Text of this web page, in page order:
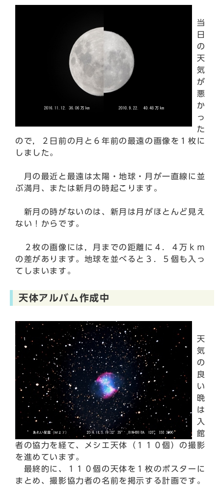
当
日
の
天
気
が
悪
か
っ
た
ので，２日前の月と６年前の最遠の画像を１枚に
しました。
月の最近と最遠は太陽・地球・月が一直線に並
ぶ満月、または新月の時起こります。
新月の時がないのは、新月は月がほとんど見え
ない！からです。
２枚の画像には，月までの距離に４．４万ｋｍ
の差があります。地球を並べると３．５個も入っ
てしまいます。
天体アルバム作成中
天
気
の
良
い
晩
は
入
館
者の協力を経て、メシエ天体（１１０個）の撮影
を進めています。
最終的に、１１０個の天体を１枚のポスターに
まとめ、撮影協力者の名前を掲示する計画です。